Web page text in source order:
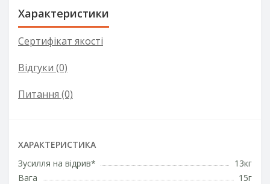
Характеристики
Сертифікат якості
Відгуки (0)
Питання (0)
ХАРАКТЕРИСТИКА
Зусилля на відрив*
13кг
Вага
15г